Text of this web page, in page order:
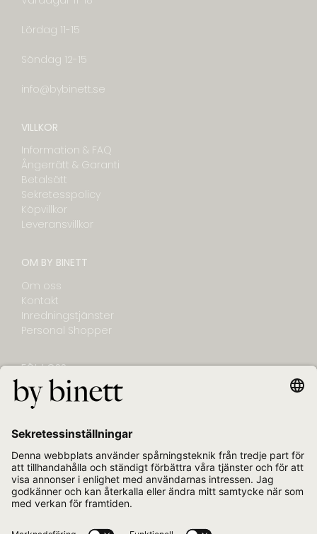
Lördag 11-15
Söndag 12-15
info@bybinett.se
VILLKOR
Information & FAQ
Ångerrätt & Garanti
Betalsätt
Sekretesspolicy
Köpvillkor
Leveransvillkor
OM BY BINETT
Om oss
Kontakt
Inredningstjänster
Personal Shopper
FÖLJ OSS
NYHETSBREV
E-post